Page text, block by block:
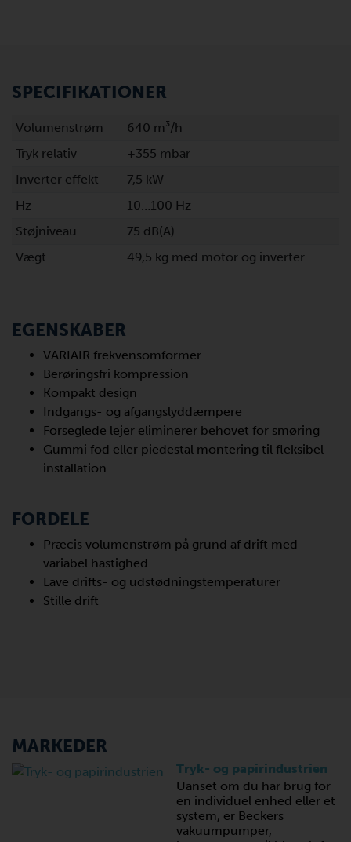
SPECIFIKATIONER
Volumenstrøm
640 m³/h
Tryk relativ
+355 mbar
Inverter effekt
7,5 kW
Hz
10…100 Hz
Støjniveau
75 dB(A)
Vægt
49,5 kg med motor og inverter
EGENSKABER
VARIAIR frekvensomformer
Berøringsfri kompression
Kompakt design
Indgangs- og afgangslyddæmpere
Forseglede lejer eliminerer behovet for smøring
Gummi fod eller piedestal montering til fleksibel
installation
FORDELE
Præcis volumenstrøm på grund af drift med
variabel hastighed
Lave drifts- og udstødningstemperaturer
Stille drift
MARKEDER
Tryk- og papirindustrien
Uanset om du har brug for
en individuel enhed eller et
system, er Beckers
vakuumpumper,